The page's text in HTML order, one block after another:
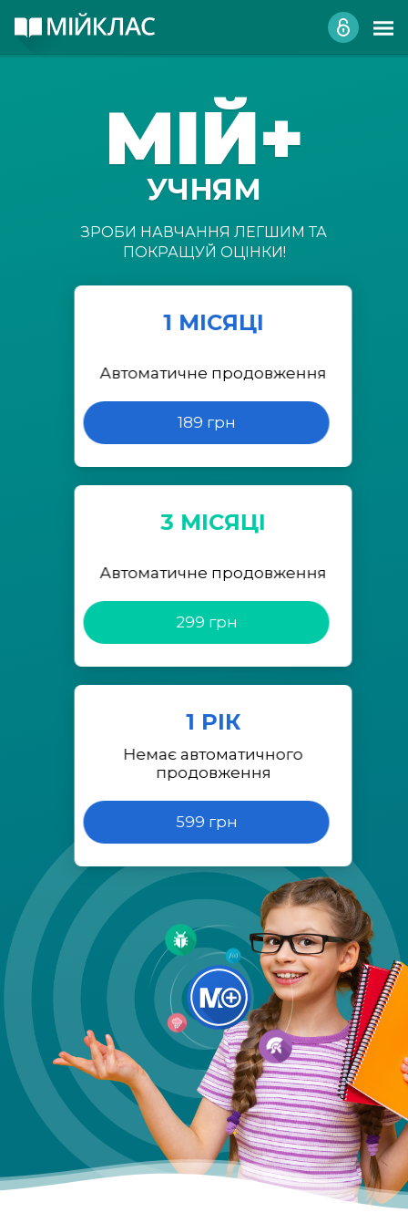
МІЙ+
УЧНЯМ
ЗРОБИ НАВЧАННЯ ЛЕГШИМ ТА
ПОКРАЩУЙ ОЦІНКИ!
1 МІСЯЦІ
Автоматичне продовження
189 грн
3 МІСЯЦІ
Автоматичне продовження
299 грн
1 РІК
Немає автоматичного
продовження
599 грн